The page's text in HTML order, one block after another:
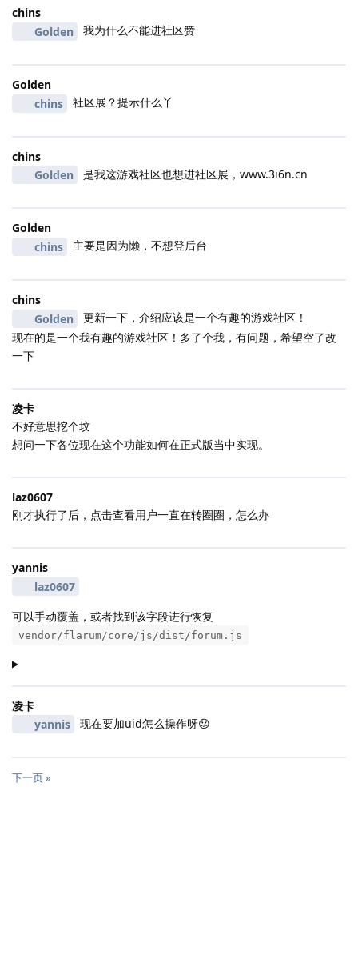
chins
Golden
我为什么不能进社区赞
Golden
chins
社区展？提示什么丫
chins
Golden
是我这游戏社区也想进社区展，www.3i6n.cn
Golden
chins
主要是因为懒，不想登后台
chins
Golden
更新一下，介绍应该是一个有趣的游戏社区！
现在的是一个我有趣的游戏社区！多了个我，有问题，希望空了改
一下
凌卡
不好意思挖个坟
想问一下各位现在这个功能如何在正式版当中实现。
laz0607
刚才执行了后，点击查看用户一直在转圈圈，怎么办
yannis
laz0607
可以手动覆盖，或者找到该字段进行恢复
vendor/flarum/core/js/dist/forum.js
凌卡
yannis
现在要加uid怎么操作呀😟
下一页 »